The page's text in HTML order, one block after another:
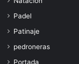
Padel
Patinaje
pedroneras
Portada